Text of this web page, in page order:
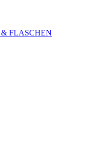
FLASCHEN